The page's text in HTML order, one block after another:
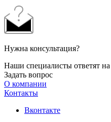
Нужна консультация?
Наши специалисты ответят
Задать вопрос
О компании
Контакты
Вконтакте